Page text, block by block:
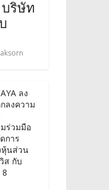
ริษัท
ลง
ลงความ
ร่วมมือ
การ
หุ้นส่วน
ส กับ